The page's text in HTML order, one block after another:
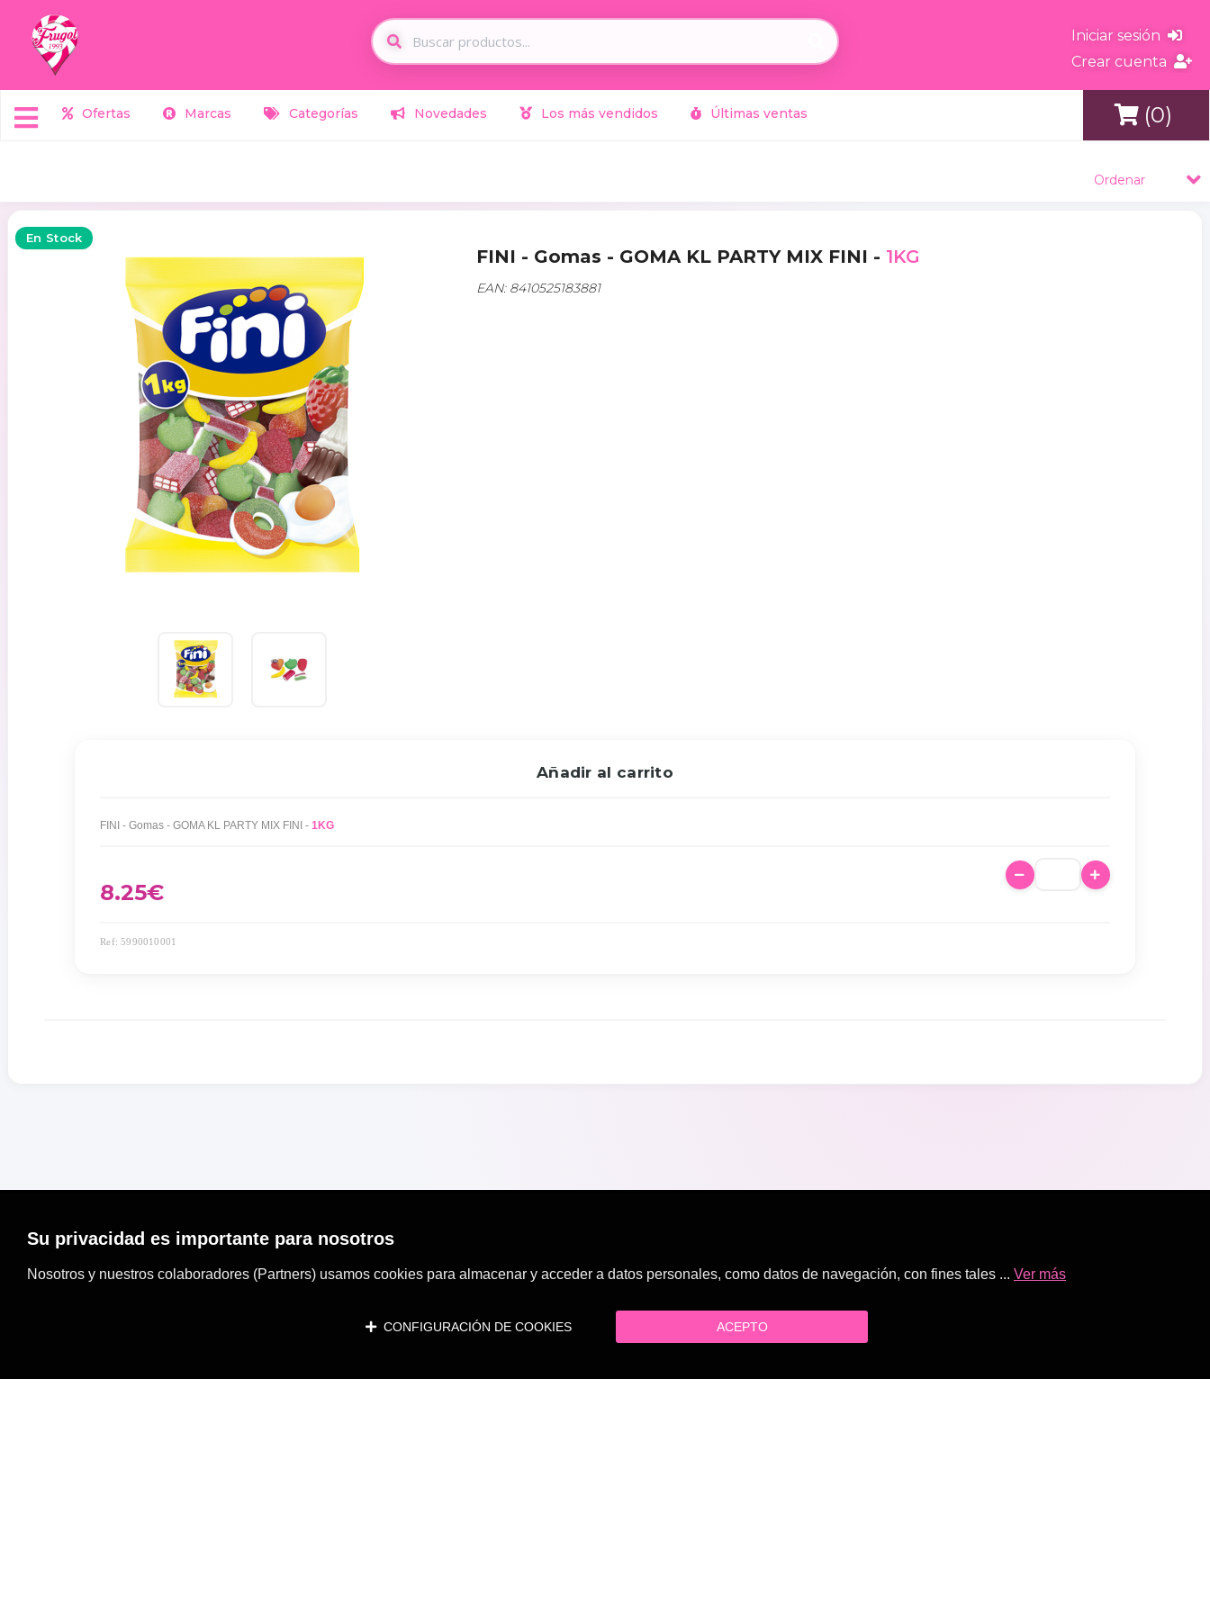
Iniciar sesión
Crear cuenta
Ofertas Marcas Categorías Novedades Los más vendidos Últimas ventas (0)
Ordenar
En Stock
FINI - Gomas - GOMA KL PARTY MIX FINI - 1KG
EAN: 8410525183881
Añadir al carrito
FINI - Gomas - GOMA KL PARTY MIX FINI -1KG
8.25€
Ref: 5990010001
Su privacidad es importante para nosotros
Nosotros y nuestros colaboradores (Partners) usamos cookies para almacenar y acceder a datos personales, como datos de navegación, con fines tales ... Ver más
CONFIGURACIÓN DE COOKIES ACEPTO